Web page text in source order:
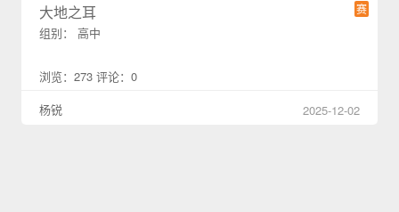
赛
大地之耳
组别： 高中
浏览：273 评论：0
杨锐
2025-12-02